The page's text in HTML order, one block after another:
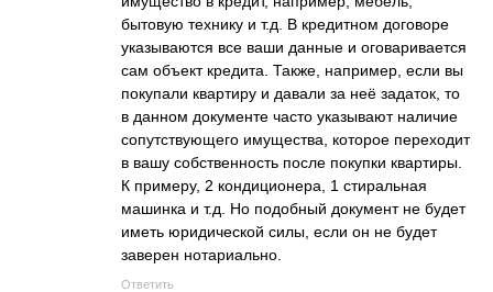
бытовую технику и т.д. В кредитном договоре
указываются все ваши данные и оговаривается
сам объект кредита. Также, например, если вы
покупали квартиру и давали за неё задаток, то
в данном документе часто указывают наличие
сопутствующего имущества, которое переходит
в вашу собственность после покупки квартиры.
К примеру, 2 кондиционера, 1 стиральная
машинка и т.д. Но подобный документ не будет
иметь юридической силы, если он не будет
заверен нотариально.
Ответить